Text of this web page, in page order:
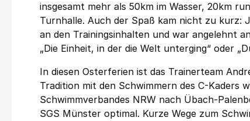
insgesamt mehr als 50km im Wasser, 20km
Turnhalle. Auch der Spaß kam nicht zu kurz:
an den Trainingsinhalten und war angelehnt
„Die Einheit, in der die Welt unterging“ oder
In diesen Osterferien ist das Trainerteam
Tradition mit den Schwimmern des C-Kaders
Schwimmverbandes NRW nach Übach-
SGS Münster optimal. Kurze Wege zum